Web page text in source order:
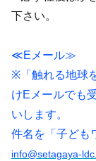
下さい。
≪Eメール≫
※「触れる地球
けEメールでも
いします。
件名を「子ども
info@setagaya-